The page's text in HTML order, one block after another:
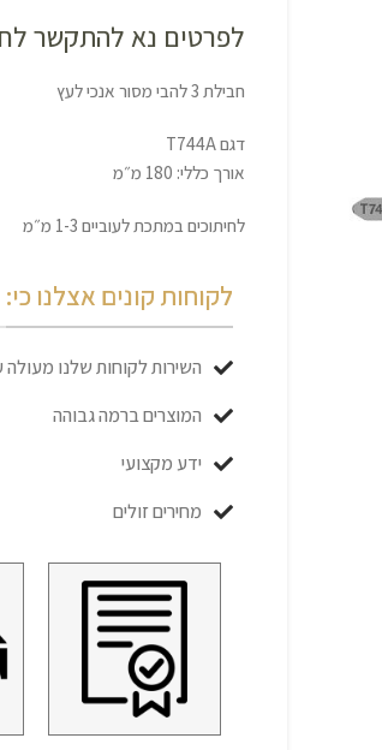
לפרטים נא להתקשר
חבילת 3 להבי מסור אנכי לעץ
דגם T744A
אורך כללי: 180 מ״מ
לחיתוכים במתכת לעוביים 1-3 מ״מ
לקוחות קונים אצלנו כי:
השירות לקוחות שלנו מעולה
המוצרים ברמה גבוהה
ידע מקצועי
מחירים זולים